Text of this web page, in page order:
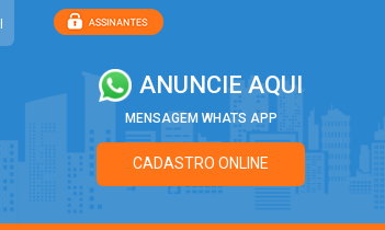
ANUNCIE AQUI
MENSAGEM WHATS APP
CADASTRO ONLINE